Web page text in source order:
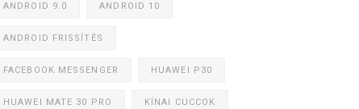
ANDROID 9.0 ANDROID 10
ANDROID FRISSÍTÉS
FACEBOOK MESSENGER HUAWEI P30
HUAWEI MATE 30 PRO KÍNAI CUCCOK